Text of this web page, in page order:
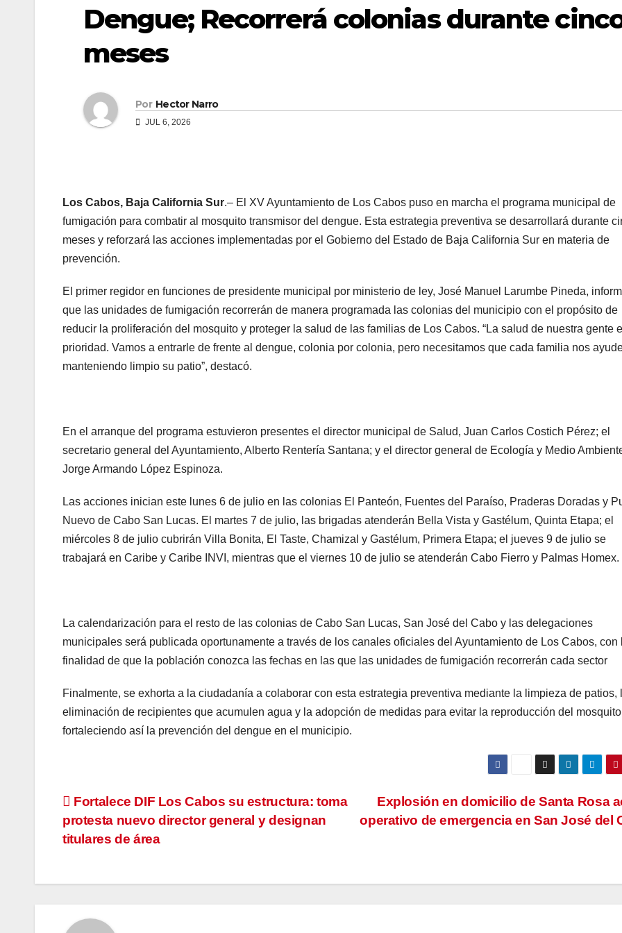
Dengue; Recorrerá colonias durante
meses
Por Hector Narro
JUL 6, 2026
Los Cabos, Baja California Sur.– El XV Ayuntamiento de Los Cabos puso en marcha el programa municipal de
fumigación para combatir al mosquito transmisor del dengue. Esta estrategia preventiva se desarrollará durante
meses y reforzará las acciones implementadas por el Gobierno del Estado de Baja California Sur en materia de
prevención.
El primer regidor en funciones de presidente municipal por ministerio de ley, José Manuel Larumbe Pineda,
que las unidades de fumigación recorrerán de manera programada las colonias del municipio con el propósito de
reducir la proliferación del mosquito y proteger la salud de las familias de Los Cabos. “La salud de nuestra gente
prioridad. Vamos a entrarle de frente al dengue, colonia por colonia, pero necesitamos que cada familia nos
manteniendo limpio su patio”, destacó.
En el arranque del programa estuvieron presentes el director municipal de Salud, Juan Carlos Costich Pérez; el
secretario general del Ayuntamiento, Alberto Rentería Santana; y el director general de Ecología y Medio
Jorge Armando López Espinoza.
Las acciones inician este lunes 6 de julio en las colonias El Panteón, Fuentes del Paraíso, Praderas Doradas y
Nuevo de Cabo San Lucas. El martes 7 de julio, las brigadas atenderán Bella Vista y Gastélum, Quinta Etapa; el
miércoles 8 de julio cubrirán Villa Bonita, El Taste, Chamizal y Gastélum, Primera Etapa; el jueves 9 de julio se
trabajará en Caribe y Caribe INVI, mientras que el viernes 10 de julio se atenderán Cabo Fierro y Palmas Homex.
La calendarización para el resto de las colonias de Cabo San Lucas, San José del Cabo y las delegaciones
municipales será publicada oportunamente a través de los canales oficiales del Ayuntamiento de Los Cabos, con
finalidad de que la población conozca las fechas en las que las unidades de fumigación recorrerán cada sector
Finalmente, se exhorta a la ciudadanía a colaborar con esta estrategia preventiva mediante la limpieza de patios,
eliminación de recipientes que acumulen agua y la adopción de medidas para evitar la reproducción del
fortaleciendo así la prevención del dengue en el municipio.
Navegación
de
Explosión en domicilio de Santa Rosa
operativo de emergencia en San José del
Fortalece DIF Los Cabos su estructura: toma
protesta nuevo director general y designan
titulares de área